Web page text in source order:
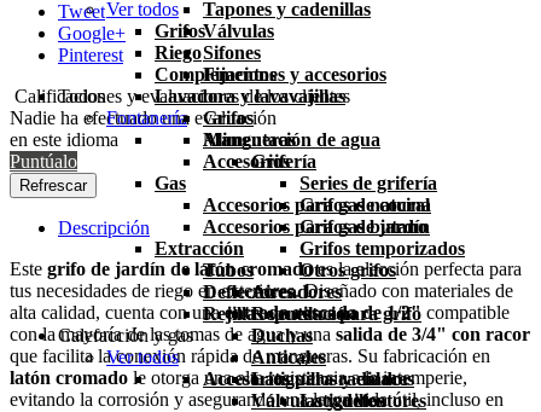
Tapones y cadenillas
Válvulas
Sifones
Fijaciones y accesorios
Lavadora y lavavajillas
Grifos
Mangueras
Accesorios
Gas
Accesorios para gas natural
Accesorios para gas butano
Extracción
Tubos
Deflectores
Rejillas ventilación
Calefacción y gas
Ver todos
Accesorios para radiador
Válvulas y detentores
Ver todos
Grifos
Riego
Complementos
Todos
Fontanería
Alimentación de agua
Grifería
Series de grifería
Grifos de cocina
Grifos de jardín
Grifos temporizados
Otros grifos
Aireadores
Repuestos para grifo
Duchas
Anticales
Latiguillos y enlaces
Latiguillos
Tweet
Google+
Pinterest
Calificaciones y evaluaciones de los clientes
Nadie ha efectuado una evaluación
en este idioma
Puntúalo
Descripción
Este grifo de jardín de latón cromadoes la elección perfecta para
tus necesidades de riego en exteriores. Diseñado con materiales de
alta calidad, cuenta con unaentrada roscada de 1/2" compatible
con la mayoría de las tomas de agua y una salida de 3/4" con racor
que facilita la conexión rápida de mangueras. Su fabricación en
latón cromado le otorga una alta resistencia a la intemperie,
evitando la corrosión y asegurando una larga vida útil, incluso en